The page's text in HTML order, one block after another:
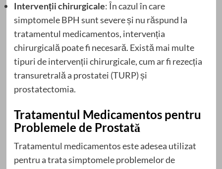
Intervenții chirurgicale: În cazul în care
simptomele BPH sunt severe și nu răspund la
tratamentul medicamentos, intervenția
chirurgicală poate fi necesară. Există mai multe
tipuri de intervenții chirurgicale, cum ar fi rezecția
transuretrală a prostatei (TURP) și
prostatectomia.
Tratamentul Medicamentos pentru
Problemele de Prostată
Tratamentul medicamentos este adesea utilizat
pentru a trata simptomele problemelor de